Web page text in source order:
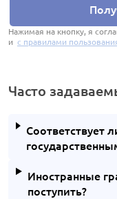
Нажимая на кнопку, я
и с правилами
Часто
Соответствует
Иностранные
поступить?